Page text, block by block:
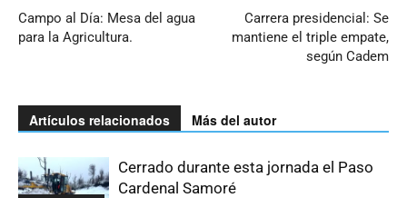
Campo al Día: Mesa del agua
para la Agricultura.
Carrera presidencial: Se
mantiene el triple empate,
según Cadem
Artículos relacionados Más del autor
Cerrado durante esta jornada el Paso
Cardenal Samoré